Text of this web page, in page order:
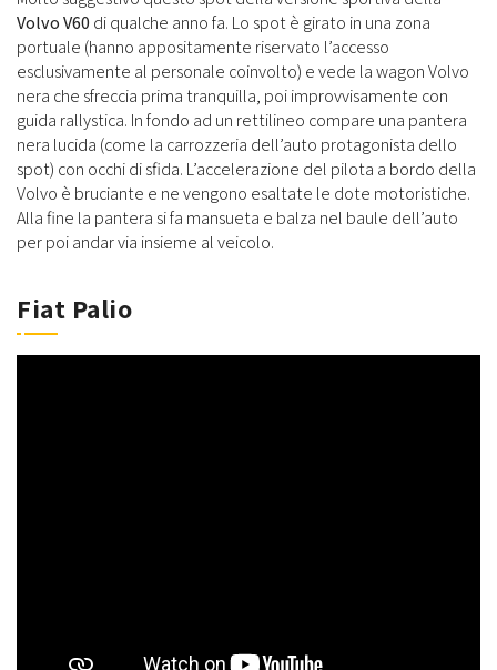
Volvo V60di qualche anno fa. Lo spot è girato in una zona
portuale (hanno appositamente riservato l’accesso
esclusivamente al personale coinvolto) e vede la wagon Volvo
nera che sfreccia prima tranquilla, poi improvvisamente con
guida rallystica. In fondo ad un rettilineo compare una pantera
nera lucida (come la carrozzeria dell’auto protagonista dello
spot) con occhi di sfida. L’accelerazione del pilota a bordo della
Volvo è bruciante e ne vengono esaltate le dote motoristiche.
Alla fine la pantera si fa mansueta e balza nel baule dell’auto
per poi andar via insieme al veicolo.
Fiat Palio